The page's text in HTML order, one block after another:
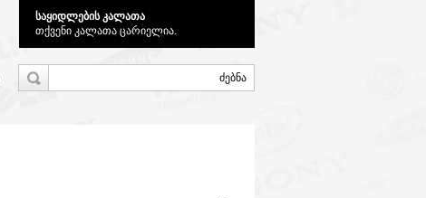
საყიდლების კალათა
თქვენი კალათა ცარიელია.